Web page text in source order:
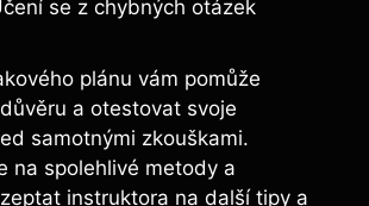
se z chybných otázek
plánu vám pomůže
a otestovat svoje
samotnými zkouškami.
na spolehlivé metody a
instruktora na další tipy a